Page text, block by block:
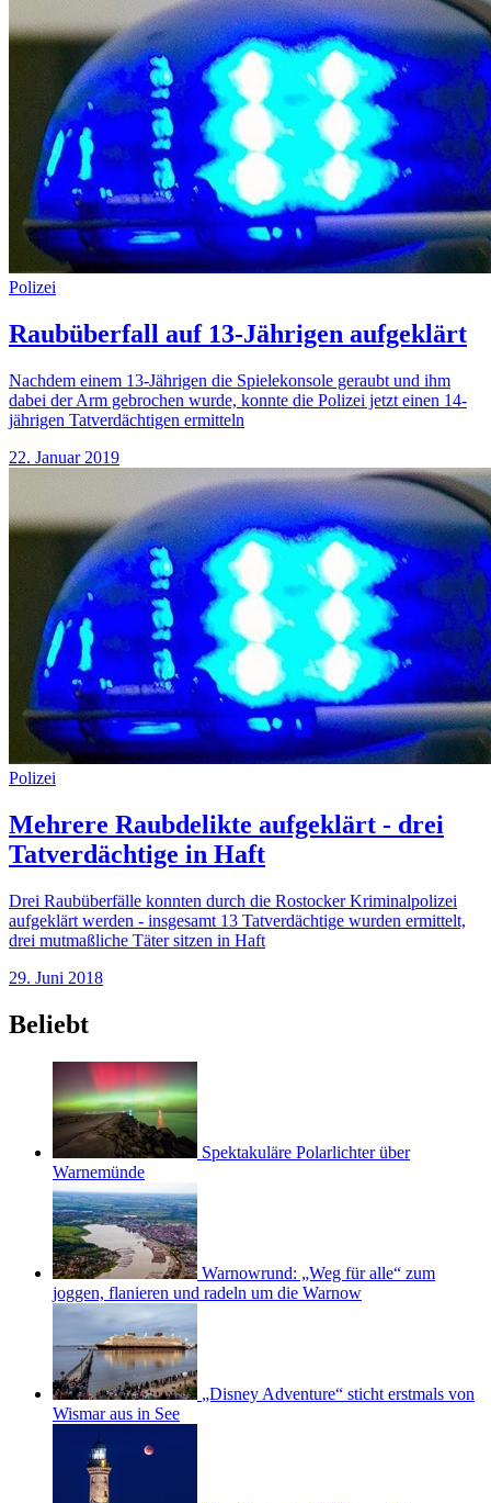
Polizei
Raubüberfall auf 13-Jährigen aufgeklärt
Nachdem einem 13-Jährigen die Spielekonsole geraubt und ihm
dabei der Arm gebrochen wurde, konnte die Polizei jetzt einen 14-
jährigen Tatverdächtigen ermitteln
22. Januar 2019
Polizei
Mehrere Raubdelikte aufgeklärt - drei
Tatverdächtige in Haft
Drei Raubüberfälle konnten durch die Rostocker Kriminalpolizei
aufgeklärt werden - insgesamt 13 Tatverdächtige wurden ermittelt,
drei mutmaßliche Täter sitzen in Haft
29. Juni 2018
Beliebt
Spektakuläre Polarlichter über
Warnemünde
Warnowrund: „Weg für alle“ zum
joggen, flanieren und radeln um die Warnow
„Disney Adventure“ sticht erstmals von
Wismar aus in See